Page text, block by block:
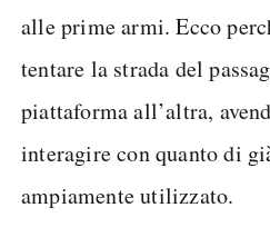
alle prime armi. Ecco
tentare la strada del
piattaforma all’altra,
interagire con quanto di
ampiamente utilizzato.